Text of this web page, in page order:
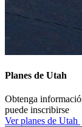
Planes de Utah
Obtenga
puede inscribirse
Ver planes de Utah